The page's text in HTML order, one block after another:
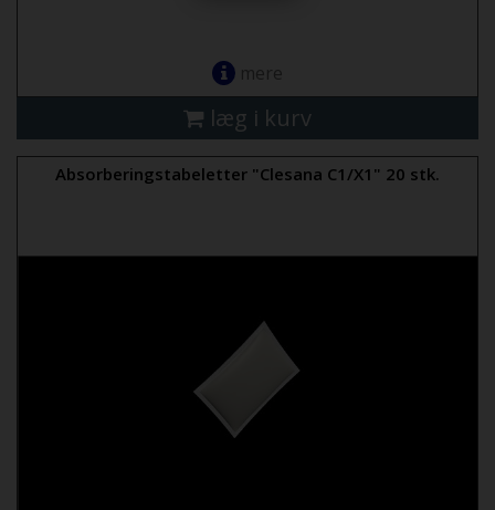
mere
læg i kurv
Absorberingstabeletter "Clesana C1/X1" 20 stk.